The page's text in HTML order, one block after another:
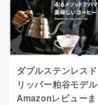
ダブルステンレスド
リッパー粕谷モデル
Amazonレビューま